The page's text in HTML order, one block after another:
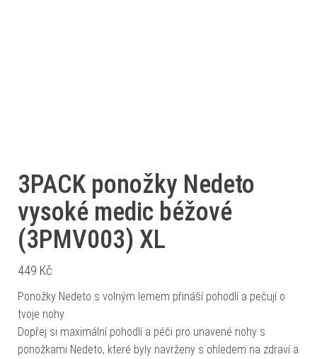
3PACK ponožky Nedeto
vysoké medic béžové
(3PMV003) XL
449 Kč
Ponožky Nedeto s volným lemem přináší pohodlí a pečují o
tvoje nohy
Dopřej si maximální pohodlí a péči pro unavené nohy s
ponožkami Nedeto, které byly navrženy s ohledem na zdraví a